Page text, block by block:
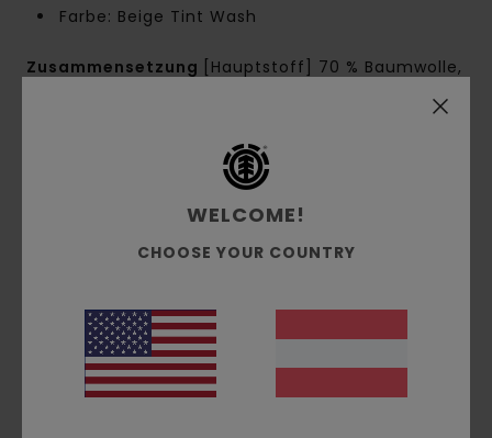
Farbe: Beige Tint Wash
Zusammensetzung
[Hauptstoff] 70 % Baumwolle,
Versand & Rückversand
Durchschnittliche Bewertung
5.0
WELCOME!
CHOOSE YOUR COUNTRY